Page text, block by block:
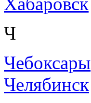
Ч
Чебоксары
Челябинск